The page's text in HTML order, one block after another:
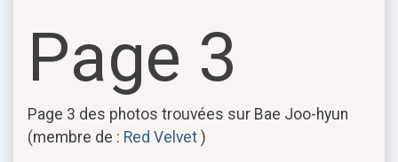
Page 3
Page 3 des photos trouvées sur Bae Joo-hyun
(membre de : Red Velvet )